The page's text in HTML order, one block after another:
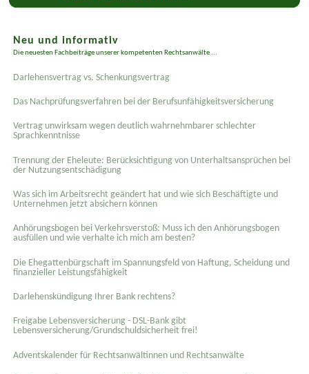
Neu und informativ
Die neuesten Fachbeiträge unserer kompetenten Rechtsanwälte ...
Darlehensvertrag vs. Schenkungsvertrag
Das Nachprüfungsverfahren bei der Berufsunfähigkeitsversicherung
Vertrag unwirksam wegen deutlich wahrnehmbarer schlechter
Sprachkenntnisse
Trennung der Eheleute: Berücksichtigung von Unterhaltsansprüchen bei
der Nutzungsentschädigung
Was sich im Arbeitsrecht geändert hat und wie sich Beschäftigte und
Unternehmen jetzt absichern können
Anhörungsbogen bei Verkehrsverstoß: Muss ich den Anhörungsbogen
ausfüllen und wie verhalte ich mich am besten?
Die Ehegattenbürgschaft im Spannungsfeld von Haftung, Scheidung und
finanzieller Leistungsfähigkeit
Darlehenskündigung Ihrer Bank rechtens?
Freigabe Lebensversicherung - DSL-Bank gibt
Lebensversicherung/Grundschuldsicherheit frei!
Adventskalender für Rechtsanwältinnen und Rechtsanwälte